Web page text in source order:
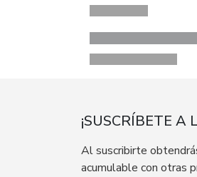
¡SUSCRÍBETE
Al suscribirte
acumulable con otras